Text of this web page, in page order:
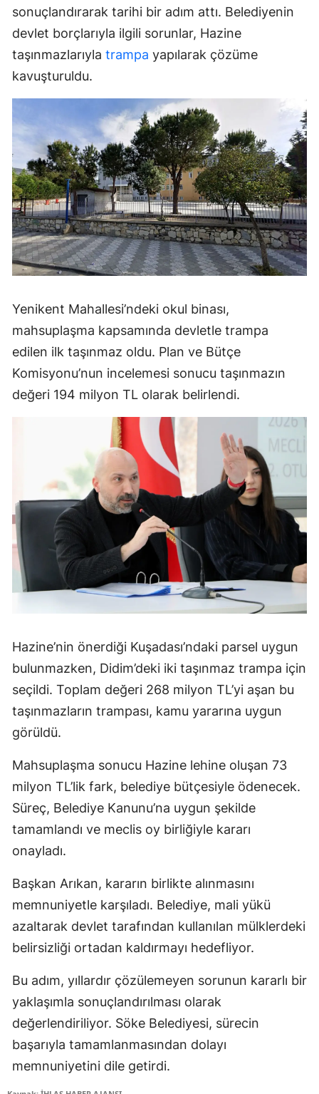
sonuçlandırarak tarihi bir adım attı. Belediyenin
devlet borçlarıyla ilgili sorunlar, Hazine
taşınmazlarıyla trampa yapılarak çözüme
kavuşturuldu.
Yenikent Mahallesi’ndeki okul binası,
mahsuplaşma kapsamında devletle trampa
edilen ilk taşınmaz oldu. Plan ve Bütçe
Komisyonu’nun incelemesi sonucu taşınmazın
değeri 194 milyon TL olarak belirlendi.
Hazine’nin önerdiği Kuşadası’ndaki parsel uygun
bulunmazken, Didim’deki iki taşınmaz trampa için
seçildi. Toplam değeri 268 milyon TL’yi aşan bu
taşınmazların trampası, kamu yararına uygun
görüldü.
Mahsuplaşma sonucu Hazine lehine oluşan 73
milyon TL’lik fark, belediye bütçesiyle ödenecek.
Süreç, Belediye Kanunu’na uygun şekilde
tamamlandı ve meclis oy birliğiyle kararı
onayladı.
Başkan Arıkan, kararın birlikte alınmasını
memnuniyetle karşıladı. Belediye, mali yükü
azaltarak devlet tarafından kullanılan mülklerdeki
belirsizliği ortadan kaldırmayı hedefliyor.
Bu adım, yıllardır çözülemeyen sorunun kararlı bir
yaklaşımla sonuçlandırılması olarak
değerlendiriliyor. Söke Belediyesi, sürecin
başarıyla tamamlanmasından dolayı
memnuniyetini dile getirdi.